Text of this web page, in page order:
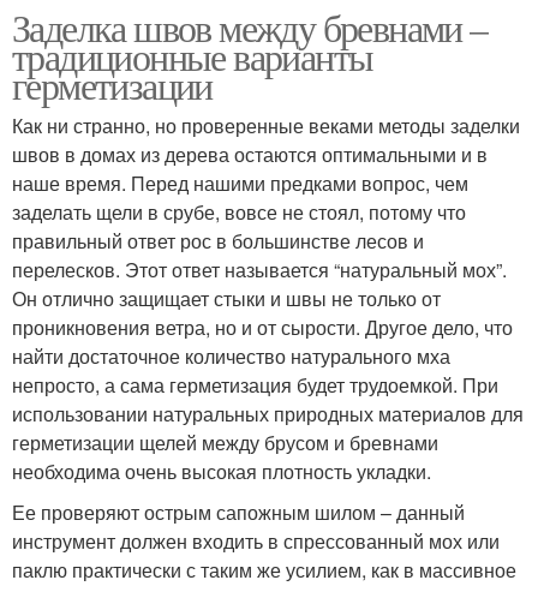
Заделка швов между бревнами –
традиционные варианты
герметизации
Как ни странно, но проверенные веками методы заделки
швов в домах из дерева остаются оптимальными и в
наше время. Перед нашими предками вопрос, чем
заделать щели в срубе, вовсе не стоял, потому что
правильный ответ рос в большинстве лесов и
перелесков. Этот ответ называется “натуральный мох”.
Он отлично защищает стыки и швы не только от
проникновения ветра, но и от сырости. Другое дело, что
найти достаточное количество натурального мха
непросто, а сама герметизация будет трудоемкой. При
использовании натуральных природных материалов для
герметизации щелей между брусом и бревнами
необходима очень высокая плотность укладки.
Ее проверяют острым сапожным шилом – данный
инструмент должен входить в спрессованный мох или
паклю практически с таким же усилием, как в массивное